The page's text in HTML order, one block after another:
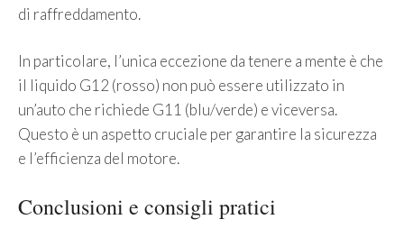
di raffreddamento.
In particolare, l’unica eccezione da tenere a mente è che
il liquido G12 (rosso) non può essere utilizzato in
un’auto che richiede G11 (blu/verde) e viceversa.
Questo è un aspetto cruciale per garantire la sicurezza
e l’efficienza del motore.
Conclusioni e consigli pratici